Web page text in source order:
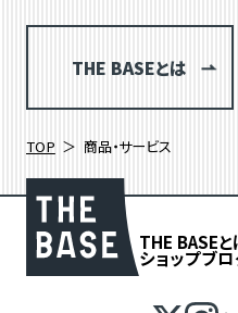
THE BASEとは
TOP 商品・サービス
THE BASEと
ショップブ